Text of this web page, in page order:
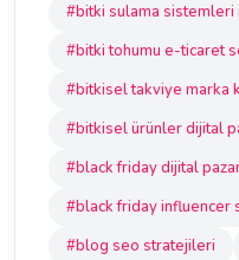
#bitki sulama sistemleri
#bitki tohumu e-ticaret
#bitkisel takviye marka
#bitkisel ürünler dijital
#black friday dijital
#black friday influencer
#blog seo stratejileri